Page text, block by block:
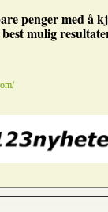
penger med å
best mulig